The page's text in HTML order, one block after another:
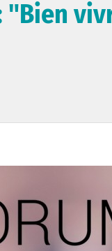
"Bien